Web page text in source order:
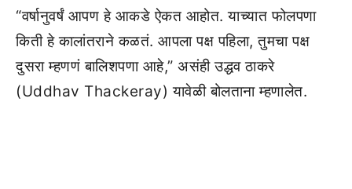
“वर्षानुवर्षं आपण हे आकडे ऐकत आहोत. याच्यात फोलपणा
किती हे कालांतराने कळतं. आपला पक्ष पहिला, तुमचा पक्ष
दुसरा म्हणणं बालिशपणा आहे,” असंही उद्धव ठाकरे
(Uddhav Thackeray) यावेळी बोलताना म्हणालेत.